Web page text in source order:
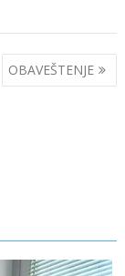
OBAVEŠTENJE